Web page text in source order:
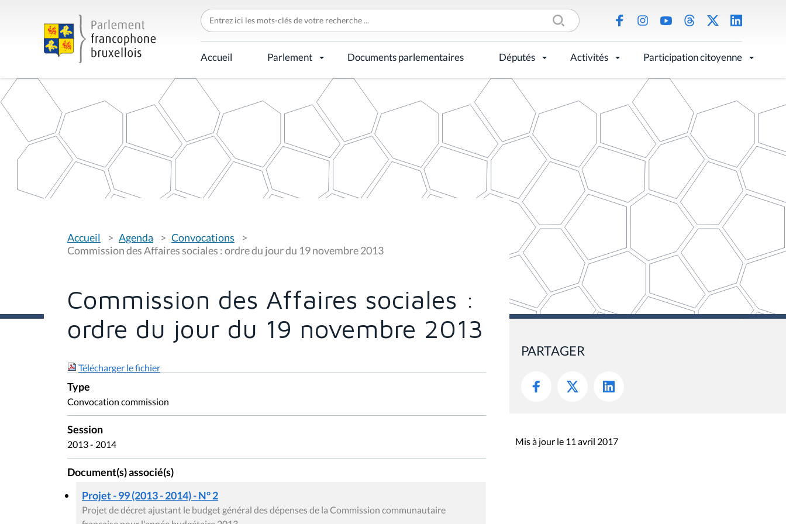
C
h
e
r
c
h
r
p
Accueil Parlement Documents parlementaires Députés Activités Participation citoyenne
o
u
s
s
i
:
Accueil Agenda
Convocations
Commission des Affaires sociales : ordre du jour du 19 novembre 2013
Commission des Affaires sociales :
ordre du jour du 19 novembre 2013
Télécharger le fichier
Type
Convocation commission
Session
2013 - 2014
Document(s) associé(s)
Projet - 99 (2013 - 2014) - N° 2
Projet de décret ajustant le budget général des dépenses de la Commission communautaire
PARTAGER
Mis à jour le 11 avril 2017